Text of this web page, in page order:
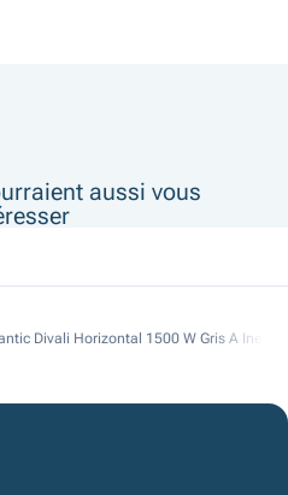
aussi vous
Divali Horizontal 1500 W Gris A